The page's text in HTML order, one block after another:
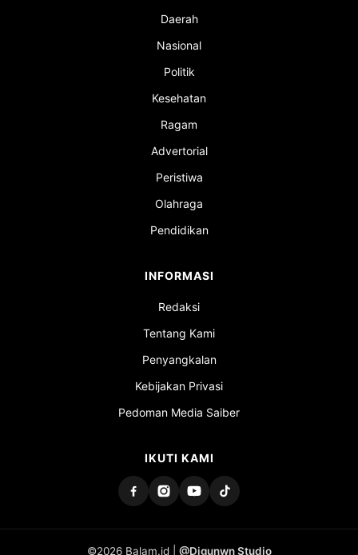
Daerah
Nasional
Politik
Kesehatan
Ragam
Advertorial
Peristiwa
Olahraga
Pendidikan
INFORMASI
Redaksi
Tentang Kami
Penyangkalan
Kebijakan Privasi
Pedoman Media Saiber
IKUTI KAMI
©2026 Balam.id | @Digunwn Studio